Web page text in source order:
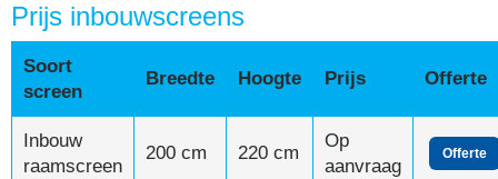
Prijs inbouwscreens
Soort
screen
Breedte Hoogte Prijs Offerte
Inbouw
raamscreen
200 cm 220 cm
Op
aanvraag
Offerte